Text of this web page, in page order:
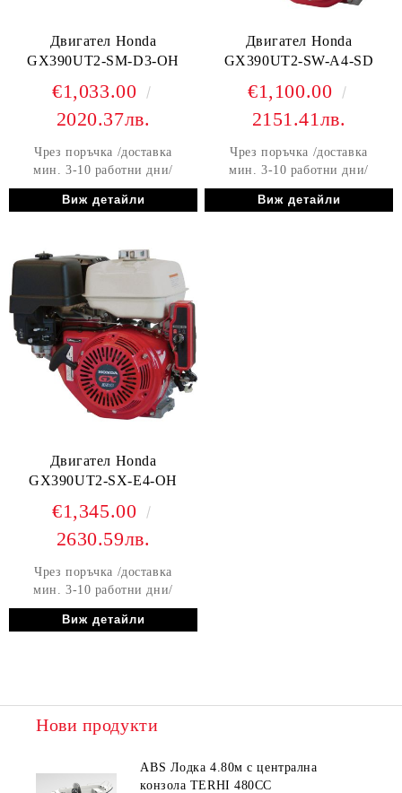
Двигател Honda
GX390UT2-SM-D3-OH
€1,033.00
2020.37лв.
Чрез поръчка /доставка
мин. 3-10 работни дни/
Виж детайли
Двигател Honda
GX390UT2-SW-A4-SD
€1,100.00
2151.41лв.
Чрез поръчка /доставка
мин. 3-10 работни дни/
Виж детайли
Двигател Honda
GX390UT2-SX-E4-OH
€1,345.00
2630.59лв.
Чрез поръчка /доставка
мин. 3-10 работни дни/
Виж детайли
Нови продукти
ABS Лодка 4.80м с централна
конзола TERHI 480CC